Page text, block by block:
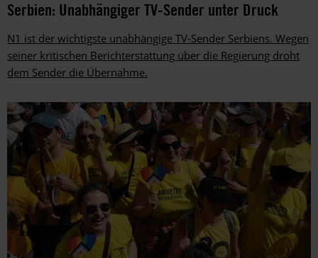
Serbien: Unabhängiger TV-Sender unter Druck
N1 ist der wichtigste unabhängige TV-Sender Serbiens. Wegen
seiner kritischen Berichterstattung über die Regierung droht
dem Sender die Übernahme.